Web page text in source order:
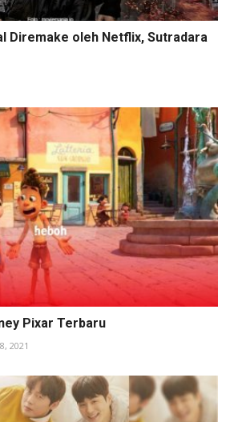
Diremake oleh Netflix, Sutradara
Pixar Terbaru
2021